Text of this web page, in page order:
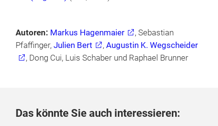
Autoren: Markus Hagenmaier
, Sebastian
Pfaffinger, Julien Bert , Augustin K. Wegscheider
, Dong Cui, Luis Schaber und Raphael Brunner
Das könnte Sie auch interessieren: